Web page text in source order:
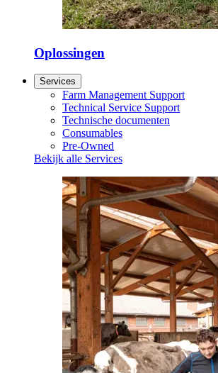
Oplossingen
Services
Farm Management Support
Technical Service Support
Technische documenten
Consumables
Pre-Owned
Bekijk alle Services